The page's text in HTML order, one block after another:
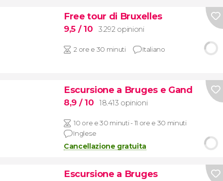
Free tour di Bruxelles
9,5 / 10 3.292 opinioni
2 ore e 30 minuti Italiano
Escursione a Bruges e Gand
8,9 / 10 18.413 opinioni
10 ore e 30 minuti - 11 ore e 30 minuti
Inglese
Cancellazione gratuita
Escursione a Bruges